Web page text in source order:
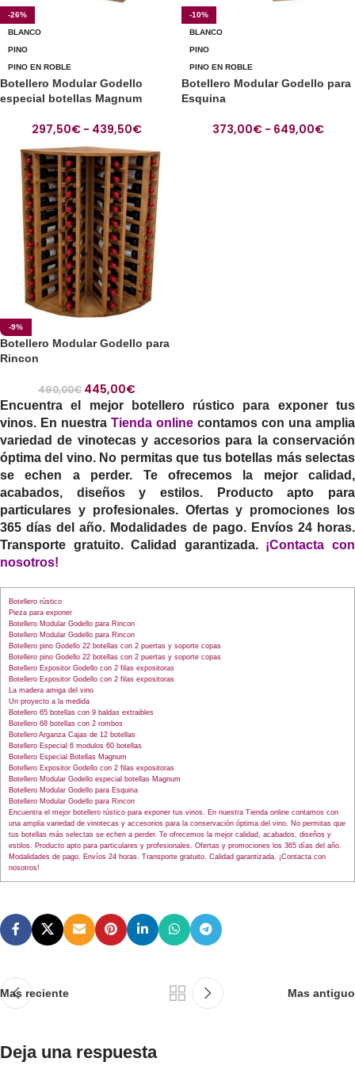
-26%
BLANCO
PINO
PINO EN ROBLE
Botellero Modular Godello
especial botellas Magnum
297,50€ - 439,50€
-10%
BLANCO
PINO
PINO EN ROBLE
Botellero Modular Godello para
Esquina
373,00€ - 649,00€
-9%
Botellero Modular Godello para
Rincon
490,00€ 445,00€
Encuentra el mejor botellero rústico para exponer tus
vinos. En nuestra Tienda online contamos con una amplia
variedad de vinotecas y accesorios para la conservación
óptima del vino. No permitas que tus botellas más selectas
se echen a perder. Te ofrecemos la mejor calidad,
acabados, diseños y estilos. Producto apto para
particulares y profesionales. Ofertas y promociones los
365 días del año. Modalidades de pago. Envíos 24 horas.
Transporte gratuito. Calidad garantizada. ¡Contacta con
nosotros!
Botellero rústico
Pieza para exponer
Botellero Modular Godello para Rincon
Botellero Modular Godello para Rincon
Botellero pino Godello 22 botellas con 2 puertas y soporte copas
Botellero pino Godello 22 botellas con 2 puertas y soporte copas
Botellero Expositor Godello con 2 filas expositoras
Botellero Expositor Godello con 2 filas expositoras
La madera amiga del vino
Un proyecto a la medida
Botellero 65 botellas con 9 baldas extraibles
Botellero 68 botellas con 2 rombos
Botellero Arganza Cajas de 12 botellas
Botellero Especial 6 modulos 60 botellas
Botellero Especial Botellas Magnum
Botellero Expositor Godello con 2 filas expositoras
Botellero Modular Godello especial botellas Magnum
Botellero Modular Godello para Esquina
Botellero Modular Godello para Rincon
Encuentra el mejor botellero rústico para exponer tus vinos. En nuestra Tienda online contamos con
una amplia variedad de vinotecas y accesorios para la conservación óptima del vino. No permitas que
tus botellas más selectas se echen a perder. Te ofrecemos la mejor calidad, acabados, diseños y
estilos. Producto apto para particulares y profesionales. Ofertas y promociones los 365 días del año.
Modalidades de pago. Envíos 24 horas. Transporte gratuito. Calidad garantizada. ¡Contacta con
nosotros!
Mas reciente Mas antiguo
Deja una respuesta